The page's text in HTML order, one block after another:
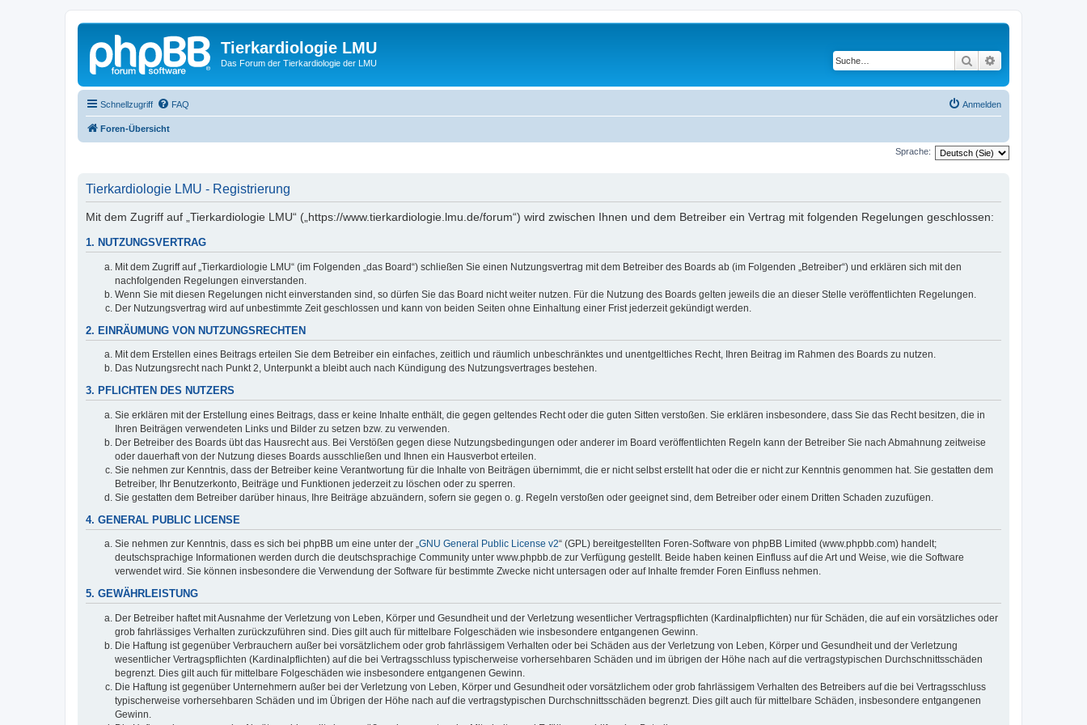
Tierkardiologie LMU
Das Forum der Tierkardiologie der LMU Suche
Schnellzugriff FAQ Anmelden
Foren-Übersicht
Sprache:
Tierkardiologie LMU - Registrierung
Mit dem Zugriff auf „Tierkardiologie LMU“ („https://www.tierkardiologie.lmu.de/forum“) wird zwischen Ihnen und dem Betreiber ein Vertrag mit folgenden Regelungen geschlossen:
1. NUTZUNGSVERTRAG
Mit dem Zugriff auf „Tierkardiologie LMU“ (im Folgenden „das Board“) schließen Sie einen Nutzungsvertrag mit dem Betreiber des Boards ab (im Folgenden „Betreiber“) und erklären sich mit den
nachfolgenden Regelungen einverstanden.
Wenn Sie mit diesen Regelungen nicht einverstanden sind, so dürfen Sie das Board nicht weiter nutzen. Für die Nutzung des Boards gelten jeweils die an dieser Stelle veröffentlichten Regelungen.
Der Nutzungsvertrag wird auf unbestimmte Zeit geschlossen und kann von beiden Seiten ohne Einhaltung einer Frist jederzeit gekündigt werden.
2. EINRÄUMUNG VON NUTZUNGSRECHTEN
Mit dem Erstellen eines Beitrags erteilen Sie dem Betreiber ein einfaches, zeitlich und räumlich unbeschränktes und unentgeltliches Recht, Ihren Beitrag im Rahmen des Boards zu nutzen.
Das Nutzungsrecht nach Punkt 2, Unterpunkt a bleibt auch nach Kündigung des Nutzungsvertrages bestehen.
3. PFLICHTEN DES NUTZERS
Sie erklären mit der Erstellung eines Beitrags, dass er keine Inhalte enthält, die gegen geltendes Recht oder die guten Sitten verstoßen. Sie erklären insbesondere, dass Sie das Recht besitzen, die in
Ihren Beiträgen verwendeten Links und Bilder zu setzen bzw. zu verwenden.
Der Betreiber des Boards übt das Hausrecht aus. Bei Verstößen gegen diese Nutzungsbedingungen oder anderer im Board veröffentlichten Regeln kann der Betreiber Sie nach Abmahnung zeitweise
oder dauerhaft von der Nutzung dieses Boards ausschließen und Ihnen ein Hausverbot erteilen.
Sie nehmen zur Kenntnis, dass der Betreiber keine Verantwortung für die Inhalte von Beiträgen übernimmt, die er nicht selbst erstellt hat oder die er nicht zur Kenntnis genommen hat. Sie gestatten dem
Betreiber, Ihr Benutzerkonto, Beiträge und Funktionen jederzeit zu löschen oder zu sperren.
Sie gestatten dem Betreiber darüber hinaus, Ihre Beiträge abzuändern, sofern sie gegen o. g. Regeln verstoßen oder geeignet sind, dem Betreiber oder einem Dritten Schaden zuzufügen.
4. GENERAL PUBLIC LICENSE
Sie nehmen zur Kenntnis, dass es sich bei phpBB um eine unter der „GNU General Public License v2“ (GPL) bereitgestellten Foren-Software von phpBB Limited (www.phpbb.com) handelt;
deutschsprachige Informationen werden durch die deutschsprachige Community unter www.phpbb.de zur Verfügung gestellt. Beide haben keinen Einfluss auf die Art und Weise, wie die Software
verwendet wird. Sie können insbesondere die Verwendung der Software für bestimmte Zwecke nicht untersagen oder auf Inhalte fremder Foren Einfluss nehmen.
5. GEWÄHRLEISTUNG
Der Betreiber haftet mit Ausnahme der Verletzung von Leben, Körper und Gesundheit und der Verletzung wesentlicher Vertragspflichten (Kardinalpflichten) nur für Schäden, die auf ein vorsätzliches oder
grob fahrlässiges Verhalten zurückzuführen sind. Dies gilt auch für mittelbare Folgeschäden wie insbesondere entgangenen Gewinn.
Die Haftung ist gegenüber Verbrauchern außer bei vorsätzlichem oder grob fahrlässigem Verhalten oder bei Schäden aus der Verletzung von Leben, Körper und Gesundheit und der Verletzung
wesentlicher Vertragspflichten (Kardinalpflichten) auf die bei Vertragsschluss typischerweise vorhersehbaren Schäden und im übrigen der Höhe nach auf die vertragstypischen Durchschnittsschäden
begrenzt. Dies gilt auch für mittelbare Folgeschäden wie insbesondere entgangenen Gewinn.
Die Haftung ist gegenüber Unternehmern außer bei der Verletzung von Leben, Körper und Gesundheit oder vorsätzlichem oder grob fahrlässigem Verhalten des Betreibers auf die bei Vertragsschluss
typischerweise vorhersehbaren Schäden und im Übrigen der Höhe nach auf die vertragstypischen Durchschnittsschäden begrenzt. Dies gilt auch für mittelbare Schäden, insbesondere entgangenen
Gewinn.